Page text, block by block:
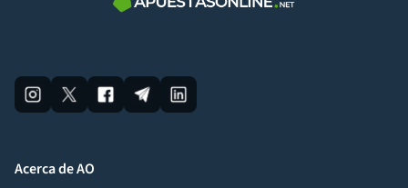
Acerca de AO